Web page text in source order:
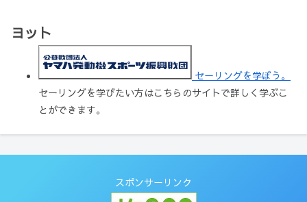
ヨット
セーリングを学ぼう。
セーリングを学びたい方はこちらのサイトで詳しく学ぶこ
とができます。
スポンサーリンク